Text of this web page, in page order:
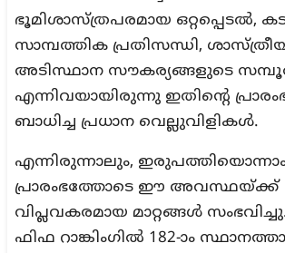
ഭൂമിശാസ്ത്രപരമായ ഒറ്റപ്പെടൽ,
സാമ്പത്തിക പ്രതിസന്ധി,
അടിസ്ഥാന സൗകര്യങ്ങളുടെ
എന്നിവയായിരുന്നു ഇതിന്റെ
ബാധിച്ച പ്രധാന വെല്ലുവിളികൾ.
എന്നിരുന്നാലും, ഇരുപത്തിയൊന്നാം
പ്രാരംഭത്തോടെ ഈ അവസ്ഥയ്ക്ക്
വിപ്ലവകരമായ മാറ്റങ്ങൾ
ഫിഫ റാങ്കിംഗിൽ 182-ാം